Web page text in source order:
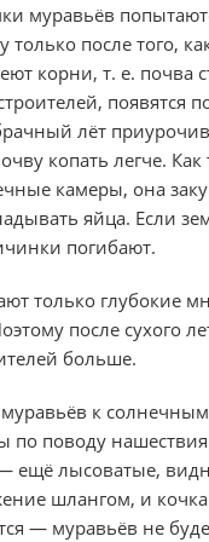
муравьёв
поcле того,
корни, т. е. почва
появятся
лёт
копать легче. Как
камеры, она
яйца. Если
погибают.
только глубокие
после сухого
больше.
к
по поводу
ещё лысоватые,
шлангом, и
— муравьёв не